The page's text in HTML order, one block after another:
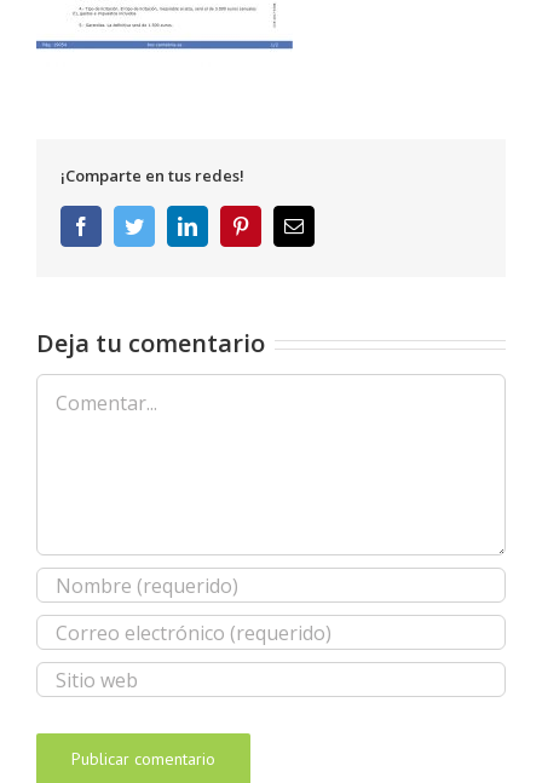
¡Comparte en tus redes!
FacebookTwitterLinkedInPinterestCorreo
electrónico
Deja tu comentario
Comentar